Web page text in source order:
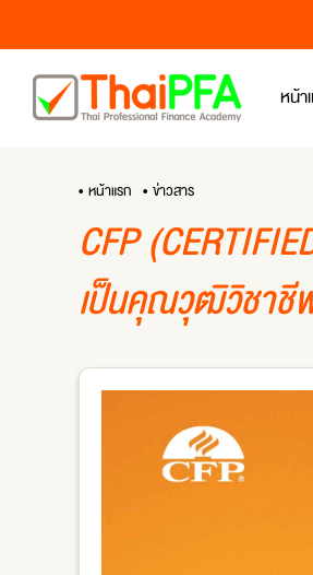
หน้า
• หน้าแรก • ข่าวสาร
CFP
เป็นคุณวุฒิวิชาชี